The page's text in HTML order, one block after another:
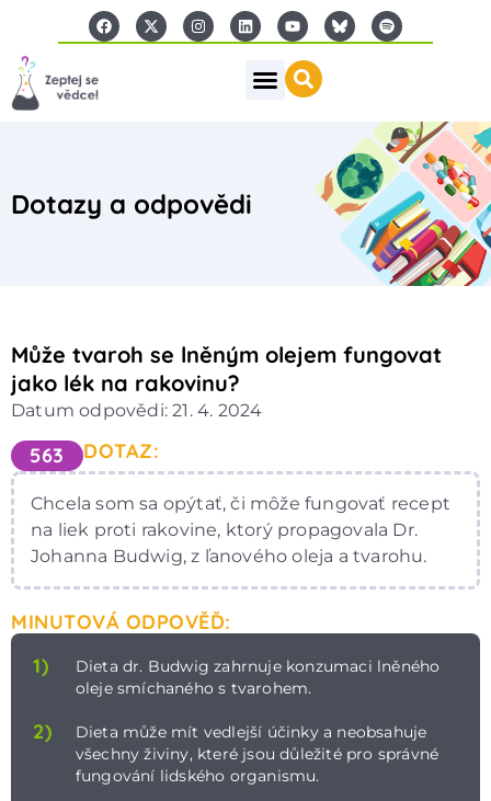
Dotazy a odpovědi
Může tvaroh se lněným olejem fungovat
jako lék na rakovinu?
Datum odpovědi: 21. 4. 2024
563 DOTAZ:
Chcela som sa opýtať, či môže fungovať recept
na liek proti rakovine, ktorý propagovala Dr.
Johanna Budwig, z ľanového oleja a tvarohu.
MINUTOVÁ ODPOVĚĎ:
1)
Dieta dr. Budwig zahrnuje konzumaci lněného
oleje smíchaného s tvarohem.
2)
Dieta může mít vedlejší účinky a neobsahuje
všechny živiny, které jsou důležité pro správné
fungování lidského organismu.